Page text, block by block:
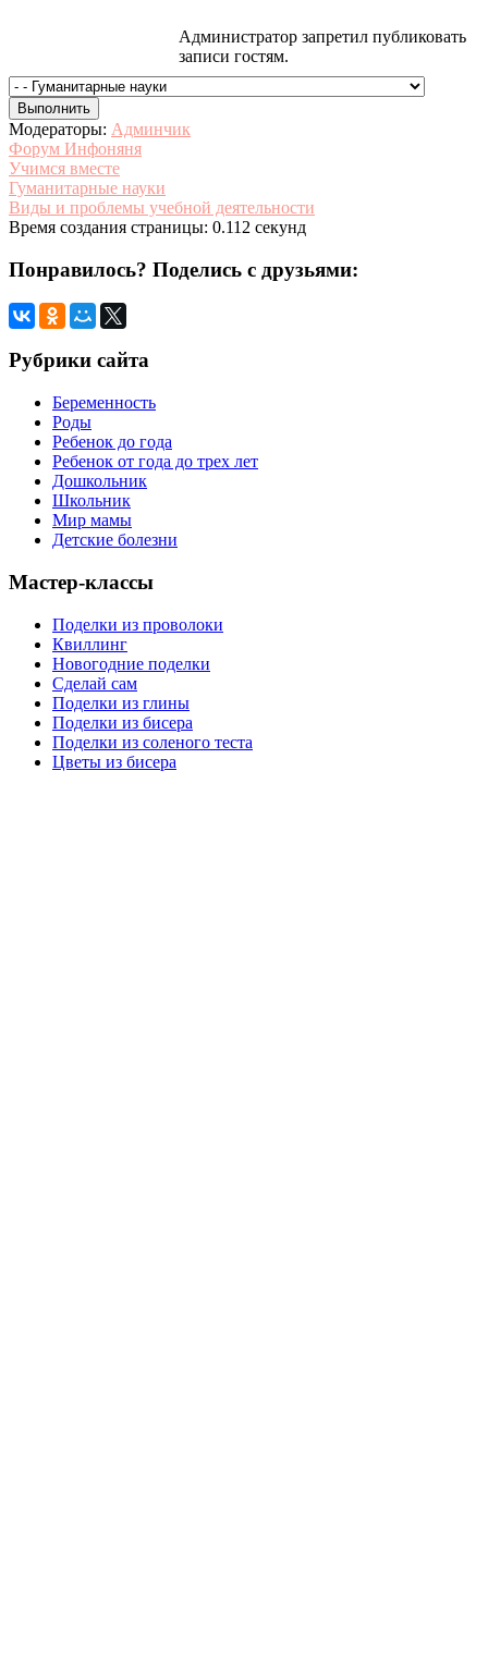
Администратор запретил публиковать
записи гостям.
Модераторы: Админчик
Форум Инфоняня
Учимся вместе
Гуманитарные науки
Виды и проблемы учебной деятельности
Время создания страницы: 0.112 секунд
Понравилось? Поделись с друзьями:
Рубрики сайта
Беременность
Роды
Ребенок до года
Ребенок от года до трех лет
Дошкольник
Школьник
Мир мамы
Детские болезни
Мастер-классы
Поделки из проволоки
Квиллинг
Новогодние поделки
Сделай сам
Поделки из глины
Поделки из бисера
Поделки из соленого теста
Цветы из бисера